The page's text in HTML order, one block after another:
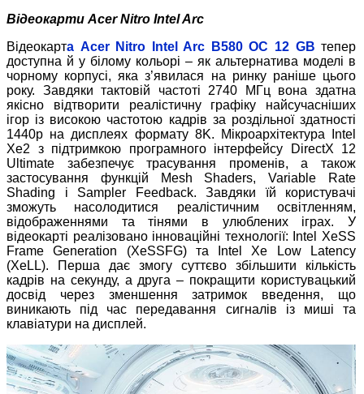
Відеокарти Acer Nitro Intel Arc
Відеокарта Acer Nitro Intel Arc B580 OC 12 GB тепер
доступна й у білому кольорі – як альтернатива моделі в
чорному корпусі, яка з’явилася на ринку раніше цього
року. Завдяки тактовій частоті 2740 МГц вона здатна
якісно відтворити реалістичну графіку найсучасніших
ігор із високою частотою кадрів за роздільної здатності
1440p на дисплеях формату 8K. Мікроархітектура Intel
Xe2 з підтримкою програмного інтерфейсу DirectX 12
Ultimate забезпечує трасування променів, а також
застосування функцій Mesh Shaders, Variable Rate
Shading і Sampler Feedback. Завдяки їй користувачі
зможуть насолодитися реалістичним освітленням,
відображеннями та тінями в улюблених іграх. У
відеокарті реалізовано інноваційні технології: Intel XeSS
Frame Generation (XeSSFG) та Intel Xe Low Latency
(XeLL). Перша дає змогу суттєво збільшити кількість
кадрів на секунду, а друга – покращити користувацький
досвід через зменшення затримок введення, що
виникають під час передавання сигналів із миші та
клавіатури на дисплей.